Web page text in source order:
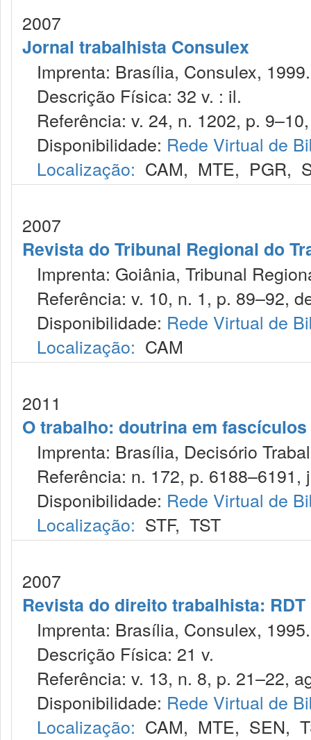
2007
Jornal trabalhista Consulex
Imprenta: Brasília, Consulex, 1999.
Descrição Física: 32 v. : il.
Referência: v. 24, n. 1202, p.
Disponibilidade: Rede Virtual de
Localização: CAM, MTE, PGR,
2007
Revista do Tribunal Regional do
Imprenta: Goiânia, Tribunal
Referência: v. 10, n. 1, p. 89–92,
Disponibilidade: Rede Virtual de
Localização: CAM
2011
O trabalho: doutrina em
Imprenta: Brasília, Decisório
Referência: n. 172, p. 6188–6191,
Disponibilidade: Rede Virtual de
Localização: STF, TST
2007
Revista do direito trabalhista: RDT
Imprenta: Brasília, Consulex, 1995.
Descrição Física: 21 v.
Referência: v. 13, n. 8, p. 21–22,
Disponibilidade: Rede Virtual de
Localização: CAM, MTE, SEN,